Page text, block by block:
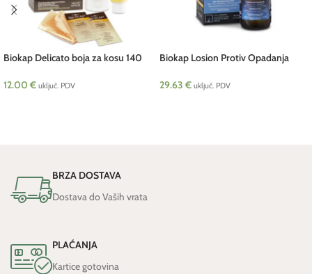
Biokap Delicato boja za kosu 140
12.00 € uključ. PDV
Biokap Losion Protiv Opadanja
29.63 € uključ. PDV
BRZA DOSTAVA
Dostava do Vaših vrata
PLAĆANJA
Kartice gotovina